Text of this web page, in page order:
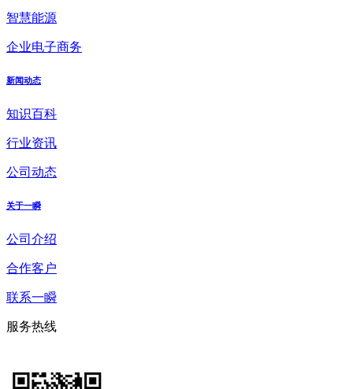
智慧能源
企业电子商务
新闻动态
知识百科
行业资讯
公司动态
关于一瞬
公司介绍
合作客户
联系一瞬
服务热线